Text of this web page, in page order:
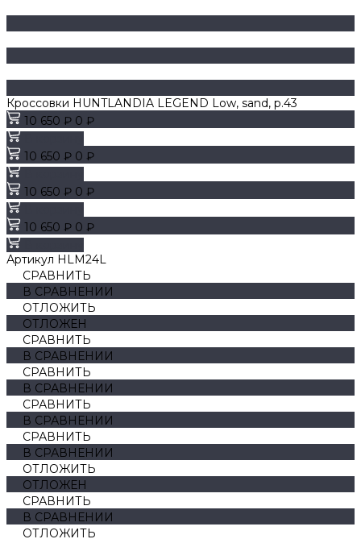
Кроссовки HUNTLANDIA LEGEND Low, sand, р.43
10 650 ₽ 0 ₽
10 650 ₽ 0 ₽
10 650 ₽ 0 ₽
10 650 ₽ 0 ₽
Артикул HLM24L
СРАВНИТЬ
В СРАВНЕНИИ
ОТЛОЖИТЬ
ОТЛОЖЕН
СРАВНИТЬ
В СРАВНЕНИИ
СРАВНИТЬ
В СРАВНЕНИИ
СРАВНИТЬ
В СРАВНЕНИИ
СРАВНИТЬ
В СРАВНЕНИИ
ОТЛОЖИТЬ
ОТЛОЖЕН
СРАВНИТЬ
В СРАВНЕНИИ
ОТЛОЖИТЬ